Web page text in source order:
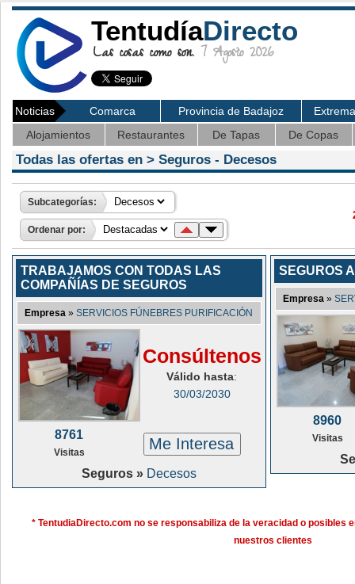
TentudíaDirecto
Las cosas como son. 7 Agosto 2026
Noticias Comarca Provincia de Badajoz
Alojamientos
Restaurantes De Tapas De Copas
Todas las ofertas en > Seguros - Decesos
Subcategorías:
Ordenar por:
TRABAJAMOS CON TODAS LAS
COMPAÑÍAS DE SEGUROS
Empresa »SERVICIOS FÚNEBRES PURIFICACIÓN
Consúltenos
Válido hasta:
30/03/2030
8761
Visitas Me Interesa
Seguros » Decesos
SEGUROS
Empresa »
8960
Visitas
* TentudiaDirecto.com no se responsabiliza de la veracidad o posibles
nuestros clientes